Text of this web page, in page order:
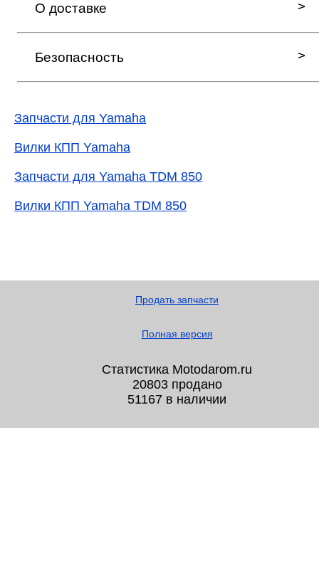
О доставке
Безопасность
Запчасти для Yamaha
Вилки КПП Yamaha
Запчасти для Yamaha TDM 850
Вилки КПП Yamaha TDM 850
Продать запчасти
Полная версия
Статистика Motodarom.ru
20803 продано
51167 в наличии